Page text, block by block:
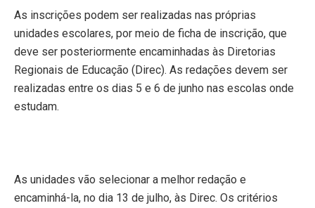
As inscrições podem ser realizadas nas próprias
unidades escolares, por meio de ficha de inscrição, que
deve ser posteriormente encaminhadas às Diretorias
Regionais de Educação (Direc). As redações devem ser
realizadas entre os dias 5 e 6 de junho nas escolas onde
estudam.
As unidades vão selecionar a melhor redação e
encaminhá-la, no dia 13 de julho, às Direc. Os critérios